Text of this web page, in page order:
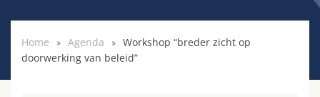
Home Agenda
Workshop “breder zicht op
doorwerking van beleid”